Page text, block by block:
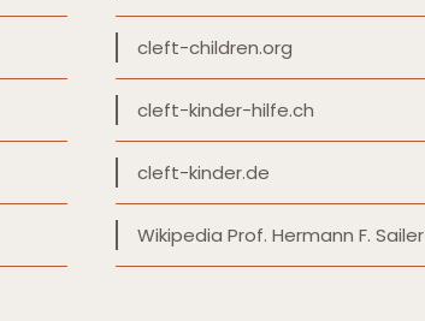
cleft-children.org
cleft-kinder-hilfe.ch
cleft-kinder.de
Wikipedia Prof. Hermann F. Sailer